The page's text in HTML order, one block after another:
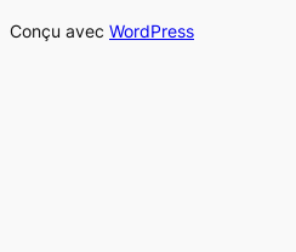
Conçu avec WordPress